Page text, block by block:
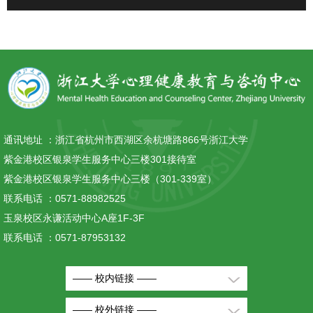
通讯地址 ： 浙江省杭州市西湖区余杭塘路866号浙江大学
紫金港校区银泉学生服务中心三楼301接待室
紫金港校区银泉学生服务中心三楼（301-339室）
联系电话 ： 0571-88982525
玉泉校区永谦活动中心A座1F-3F
联系电话 ： 0571-87953132
—— 校内链接 ——
—— 校外链接 ——